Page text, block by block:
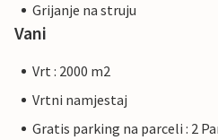
Grijanje na struju
Vani
Vrt : 2000 m2
Vrtni namjestaj
Gratis parking na parceli : 2